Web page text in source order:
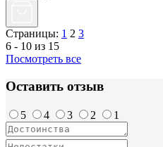
Страницы: 1 2 3
6 - 10 из 15
Посмотреть все
Оставить отзыв
5 4 3 2 1